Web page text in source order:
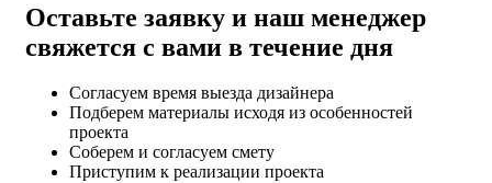
Оставьте заявку и наш менеджер
свяжется с вами в течение дня
Согласуем время выезда дизайнера
Подберем материалы исходя из особенностей
проекта
Соберем и согласуем смету
Приступим к реализации проекта